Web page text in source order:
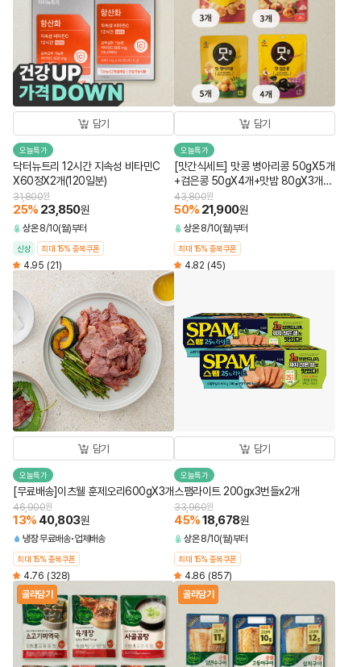
담기
오늘특가
닥터뉴트리 12시간 지속성 비타민C
X60정X2개(120일분)
31,800원
25% 23,850원
상온 8/10(월)부터
신상 최대 15% 중복쿠폰
4.95 (21)
담기
오늘특가
[맛간식세트] 맛콩 병아리콩 50gX5개
+검은콩 50gX4개+맛밤 80gX3개
+맛군밤 60gX3개 (총 15개)
43,800원
50% 21,900원
상온 8/10(월)부터
최대 15% 중복쿠폰
4.82 (45)
담기
오늘특가
[무료배송]이츠웰 훈제오리600gX3개
46,900원
13% 40,803원
냉장무료배송 업체배송
최대 15% 중복쿠폰
4.76 (328)
담기
오늘특가
스팸라이트 200gx3번들x2개
33,960원
45%18,678원
상온 8/10(월)부터
최대 15% 중복쿠폰
4.86 (857)
골라담기
골라담기